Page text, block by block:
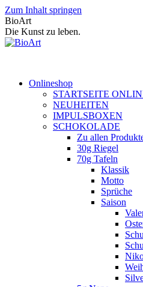
Zum Inhalt springen
BioArt
Die Kunst zu leben.
Onlineshop
STARTSEITE
NEUHEITEN
IMPULSBOXEN
SCHOKOLADE
Zu allen
30g Riegel
70g Tafeln
Klassik
Motto
Sprüche
Saison